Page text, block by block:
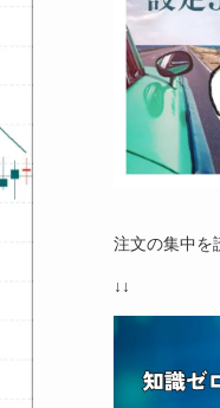
注文の集中を
↓↓